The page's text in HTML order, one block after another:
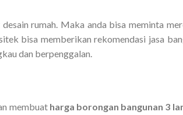
rumah. Maka anda bisa meminta
bisa memberikan rekomendasi jasa
dan berpenggalan.
membuat harga borongan bangunan 3